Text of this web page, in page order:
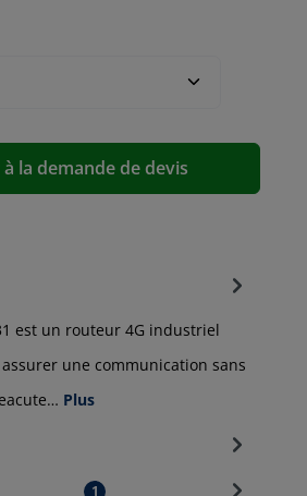
la demande de devis
est un routeur 4G industriel
une communication sans
Plus
1